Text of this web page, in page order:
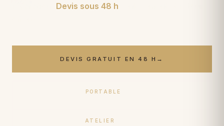
Devis sous 48 h
DEVIS GRATUIT EN 48 H →
PORTABLE
ATELIER